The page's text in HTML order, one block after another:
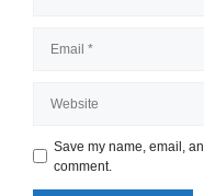
Save my name, email,
comment.